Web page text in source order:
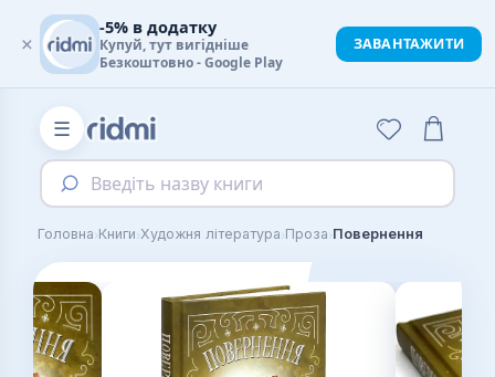
☰
Введіть назву книги
Головна›Книги›Художня література›Проза›Повернення
×
-5% в додатку
Купуй, тут вигідніше
Безкоштовно - Google Play
ЗАВАНТАЖИТИ